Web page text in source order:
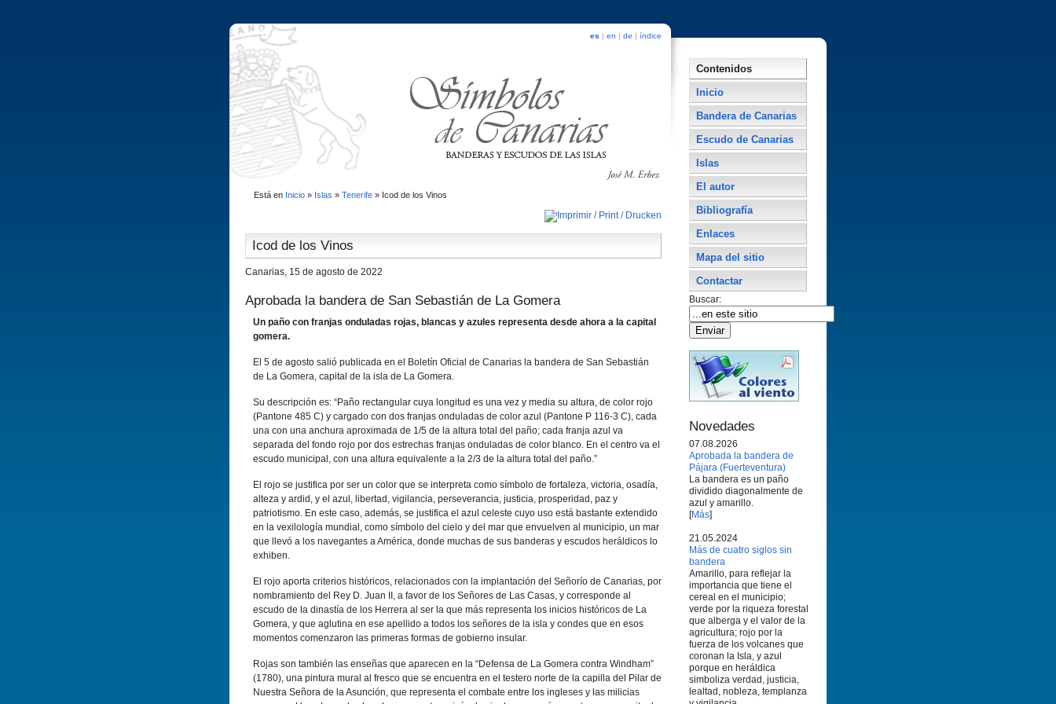
es | en | de | índice
Está en Inicio» Islas » Tenerife» Icod de los Vinos
Icod de los Vinos
Canarias, 15 de agosto de 2022
Aprobada la bandera de San Sebastián de La Gomera
Un paño con franjas onduladas rojas, blancas y azules representa desde ahora a la capital
gomera.
El 5 de agosto salió publicada en el Boletín Oficial de Canarias la bandera de San Sebastián
de La Gomera, capital de la isla de La Gomera.
Su descripción es: “Paño rectangular cuya longitud es una vez y media su altura, de color rojo
(Pantone 485 C) y cargado con dos franjas onduladas de color azul (Pantone P 116-3 C), cada
una con una anchura aproximada de 1/5 de la altura total del paño; cada franja azul va
separada del fondo rojo por dos estrechas franjas onduladas de color blanco. En el centro va el
escudo municipal, con una altura equivalente a la 2/3 de la altura total del paño.”
El rojo se justifica por ser un color que se interpreta como símbolo de fortaleza, victoria, osadía,
alteza y ardid, y el azul, libertad, vigilancia, perseverancia, justicia, prosperidad, paz y
patriotismo. En este caso, además, se justifica el azul celeste cuyo uso está bastante extendido
en la vexilología mundial, como símbolo del cielo y del mar que envuelven al municipio, un mar
que llevó a los navegantes a América, donde muchas de sus banderas y escudos heráldicos lo
exhiben.
El rojo aporta criterios históricos, relacionados con la implantación del Señorío de Canarias, por
nombramiento del Rey D. Juan II, a favor de los Señores de Las Casas, y corresponde al
escudo de la dinastía de los Herrera al ser la que más representa los inicios históricos de La
Gomera, y que aglutina en ese apellido a todos los señores de la isla y condes que en esos
momentos comenzaron las primeras formas de gobierno insular.
Rojas son también las enseñas que aparecen en la “Defensa de La Gomera contra Windham”
(1780), una pintura mural al fresco que se encuentra en el testero norte de la capilla del Pilar de
Nuestra Señora de la Asunción, que representa el combate entre los ingleses y las milicias
Contenidos
Inicio
Bandera de Canarias
Escudo de Canarias
Islas
El autor
Bibliografí­a
Enlaces
Mapa del sitio
Contactar
Buscar:
Novedades
07.08.2026
Aprobada la bandera de
Pájara (Fuerteventura)
La bandera es un paño
dividido diagonalmente de
azul y amarillo.
[Más]
21.05.2024
Más de cuatro siglos sin
bandera
Amarillo, para reflejar la
importancia que tiene el
cereal en el municipio;
verde por la riqueza forestal
que alberga y el valor de la
agricultura; rojo por la
fuerza de los volcanes que
coronan la Isla, y azul
porque en heráldica
simboliza verdad, justicia,
lealtad, nobleza, templanza